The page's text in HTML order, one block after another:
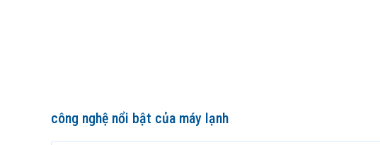
công nghệ nổi bật của máy lạnh